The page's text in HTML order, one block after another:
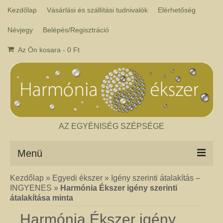
Kezdőlap Vásárlási és szállítási tudnivalók Elérhetőség
Névjegy Belépés/Regisztráció
Az Ön kosara - 0 Ft
AZ EGYÉNISÉG SZÉPSÉGE
Menü
Csakra ékszer
A kézműves csakra ékszer ásványai tulajdonképpen gyógyító kövek, amelyek
a népi hagyományok szerint segítik a csakrák harmónikus működését. Az
ékszerben minden csakrához tartozik egy kristály, és általában a kő színe
határozza meg, hogy melyik csakrához rendeljük. Így lehetséges az, hogy pl.
Kezdőlap » Egyedi ékszer » Igény szerinti átalakítás –
INGYENES » Harmónia Ékszer igény szerinti
átalakítása minta
Harmónia Ékszer igény